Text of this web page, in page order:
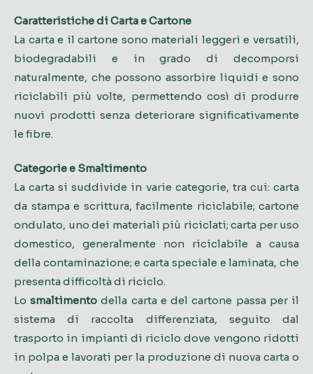
Caratteristiche di Carta e Cartone
La carta e il cartone sono materiali leggeri e versatili,
biodegradabili e in grado di decomporsi
naturalmente, che possono assorbire liquidi e sono
riciclabili più volte, permettendo così di produrre
nuovi prodotti senza deteriorare significativamente
le fibre.
Categorie e Smaltimento
La carta si suddivide in varie categorie, tra cui: carta
da stampa e scrittura, facilmente riciclabile; cartone
ondulato, uno dei materiali più riciclati; carta per uso
domestico, generalmente non riciclabile a causa
della contaminazione; e carta speciale e laminata, che
presenta difficoltà di riciclo.
Losmaltimento della carta e del cartone passa per il
sistema di raccolta differenziata, seguito dal
trasporto in impianti di riciclo dove vengono ridotti
in polpa e lavorati per la produzione di nuova carta o